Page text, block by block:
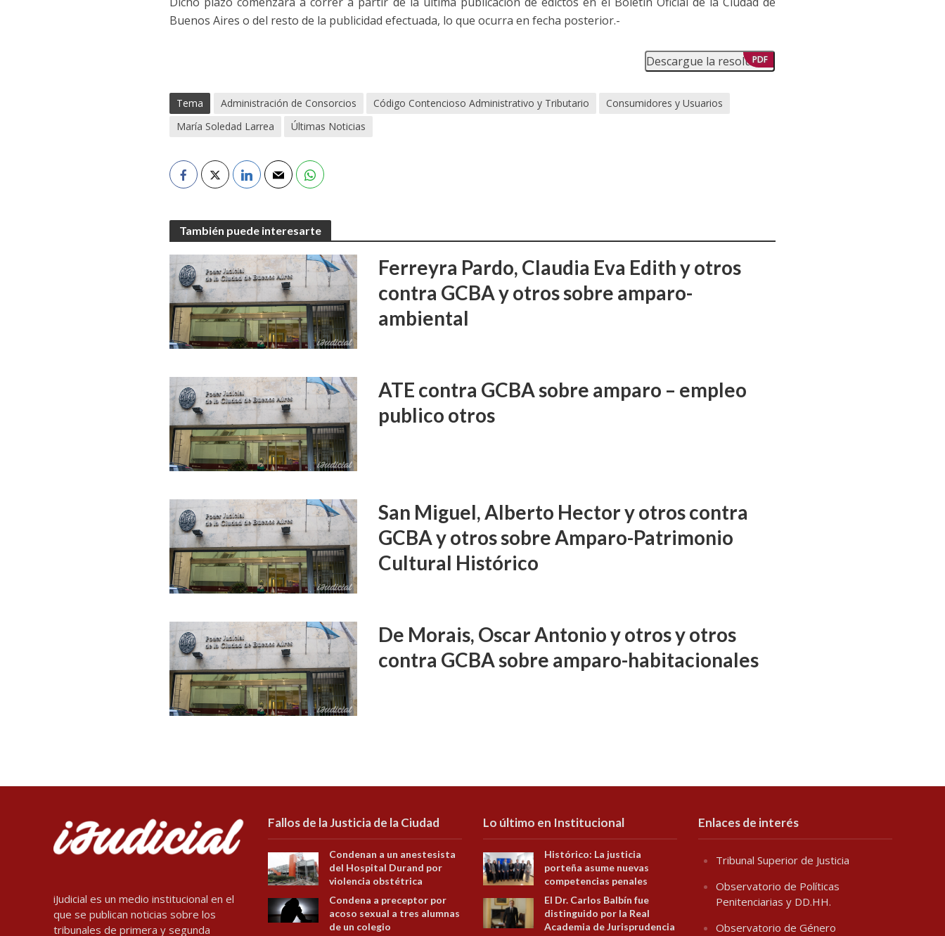
Buenos Aires o del resto de la publicidad efectuada, lo que ocurra en fecha posterior.-
Descargue la resolución
PDF
Tema Administración de Consorcios Código Contencioso Administrativo y Tributario
Consumidores y Usuarios
María Soledad Larrea
Últimas Noticias
También puede interesarte
Ferreyra Pardo, Claudia Eva Edith y otros
contra GCBA y otros sobre amparo-
ambiental
ATE contra GCBA sobre amparo – empleo
publico otros
San Miguel, Alberto Hector y otros contra
GCBA y otros sobre Amparo-Patrimonio
Cultural Histórico
De Morais, Oscar Antonio y otros y otros
contra GCBA sobre amparo-habitacionales
iJudicial es un medio institucional en el
que se publican noticias sobre los
tribunales de primera y segunda
Fallos de la Justicia de la Ciudad
Condenan a un anestesista
del Hospital Durand por
violencia obstétrica
Condena a preceptor por
acoso sexual a tres alumnas
de un colegio
Lo último en Institucional
Histórico: La justicia
porteña asume nuevas
competencias penales
El Dr. Carlos Balbín fue
distinguido por la Real
Academia de Jurisprudencia
Enlaces de interés
Tribunal Superior de Justicia
Observatorio de Políticas
Penitenciarias y DD.HH.
Observatorio de Género